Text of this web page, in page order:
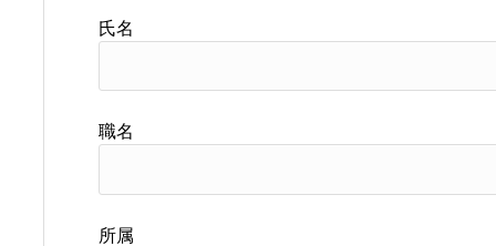
氏名
職名
所属